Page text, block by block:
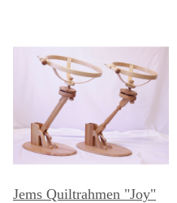
Jems Quiltrahmen "Joy"